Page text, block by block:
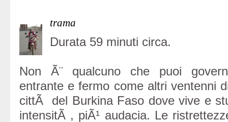
trama
Durata 59 minuti circa.
Non Ã¨ qualcuno che puoi
entrante e fermo come altri ventenni
cittÃ del Burkina Faso dove vive e
intensitÃ , piÃ¹ audacia. Le